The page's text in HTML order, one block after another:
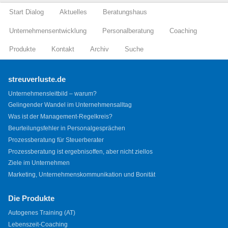
Start Dialog Aktuelles Beratungshaus
Unternehmensentwicklung Personalberatung Coaching
Produkte Kontakt Archiv Suche
streuverluste.de
Unternehmensleitbild – warum?
Gelingender Wandel im Unternehmensalltag
Was ist der Management-Regelkreis?
Beurteilungsfehler in Personalgesprächen
Prozessberatung für Steuerberater
Prozessberatung ist ergebnisoffen, aber nicht ziellos
Ziele im Unternehmen
Marketing, Unternehmenskommunikation und Bonität
Die Produkte
Autogenes Training (AT)
Lebenszeit-Coaching